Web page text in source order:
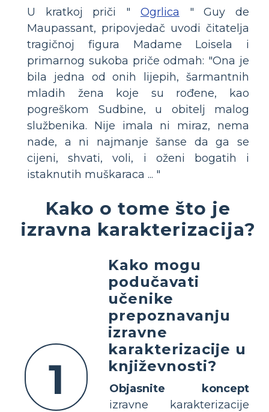
U kratkoj priči " Ogrlica " Guy de
Maupassant, pripovjedač uvodi čitatelja
tragičnoj figura Madame Loisela i
primarnog sukoba priče odmah: "Ona je
bila jedna od onih lijepih, šarmantnih
mladih žena koje su rođene, kao
pogreškom Sudbine, u obitelj malog
službenika. Nije imala ni miraz, nema
nade, a ni najmanje šanse da ga se
cijeni, shvati, voli, i oženi bogatih i
istaknutih muškaraca ... "
Kako o tome što je
izravna karakterizacija?
1
Kako mogu
podučavati
učenike
prepoznavanju
izravne
karakterizacije u
književnosti?
Objasnite koncept
izravne karakterizacije